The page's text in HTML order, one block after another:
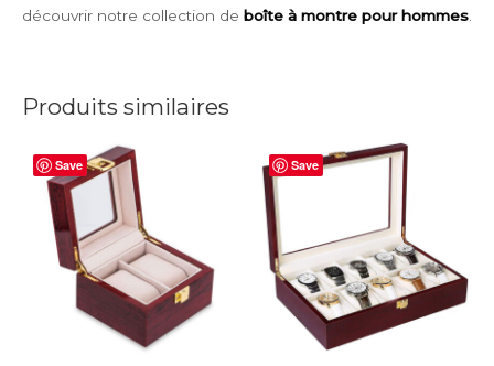
découvrir notre collection de boîte à montre pour hommes
Produits similaires
Save Save